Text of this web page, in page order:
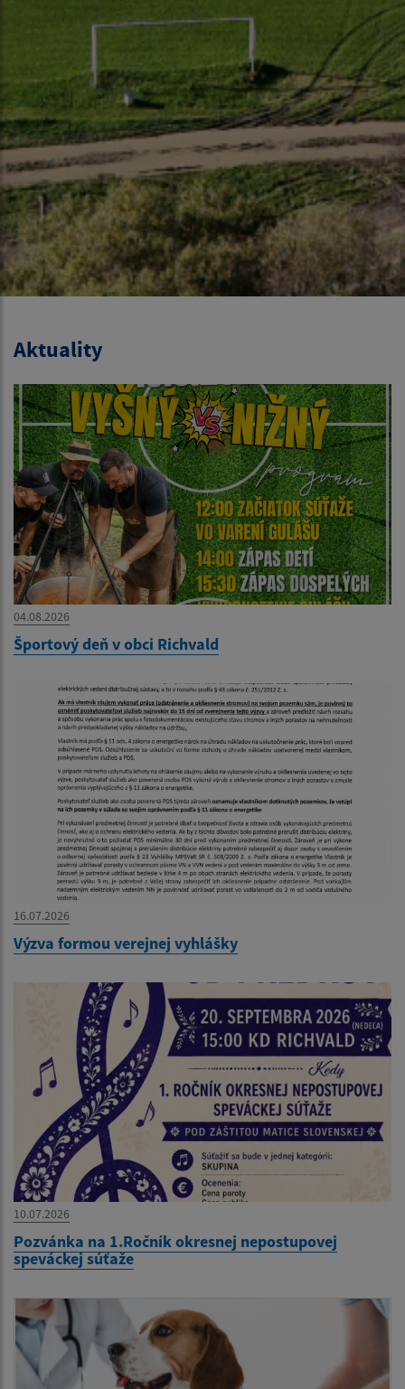
Aktuality
04.08.2026
Športový deň v obci Richvald
16.07.2026
Výzva formou verejnej vyhlášky
10.07.2026
Pozvánka na 1.Ročník okresnej nepostupovej
speváckej súťaže